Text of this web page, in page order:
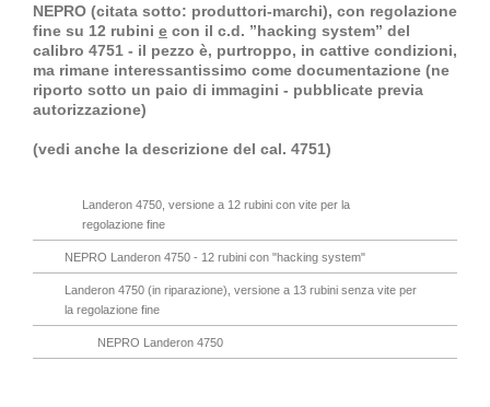
NEPRO (citata sotto: produttori-marchi), con regolazione
fine su 12 rubini e con il c.d. ”hacking system” del
calibro 4751 - il pezzo è, purtroppo, in cattive condizioni,
ma rimane interessantissimo come documentazione (ne
riporto sotto un paio di immagini - pubblicate previa
autorizzazione)
(vedi anche la descrizione del cal. 4751)
Landeron 4750, versione a 12 rubini con vite per la
regolazione fine
NEPRO Landeron 4750 - 12 rubini con "hacking system"
Landeron 4750 (in riparazione), versione a 13 rubini senza vite per
la regolazione fine
NEPRO Landeron 4750